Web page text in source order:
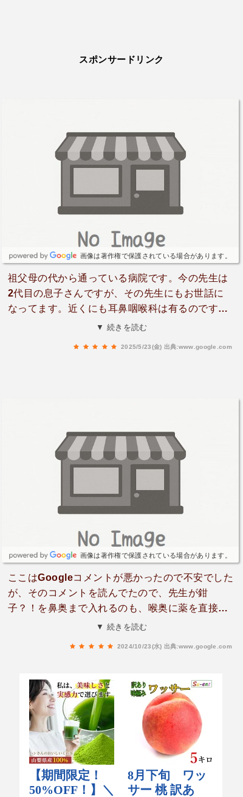
スポンサードリンク
画像は著作権で保護されている場合があります。
祖父母の代から通っている病院です。今の先生は
2代目の息子さんですが、その先生にもお世話に
なってます。近くにも耳鼻咽喉科は有るのです
が、やはりここの病院に来てます。以前の建て替
▼ 続きを読む
2025/5/23(金) 出典:www.google.com
画像は著作権で保護されている場合があります。
ここはGoogleコメントが悪かったので不安でした
が、そのコメントを読んでたので、先生が鉗
子？！を鼻奥まで入れるのも、喉奥に薬を直接つ
けるのも心構えが出来てたので、大丈夫でした！
た。先生もよく喋って、たまに何言ってるか聞こ
えづらい時ありますが、看護師さんも優しくて良
いです。時間帯も仕事の昼休憩や帰りと都合が良
いので助かります。治りが悪く、困った症状の時
はここ、お勧めです。ただ、結構、鼻の奥まで鉗
子？！は、ちょっと苦手ですが。早く風邪治した
い時は我慢します。
▼ 続きを読む
2024/10/23(水) 出典:www.google.com